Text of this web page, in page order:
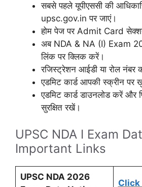
सबसे पहले यूपीएससी की
upsc.gov.in पर जाएं।
होम पेज पर Admit Card
अब NDA & NA (I) Exam
लिंक पर क्लिक करें।
रजिस्ट्रेशन आईडी या रोल नंबर
एडमिट कार्ड आपकी स्क्रीन पर
एडमिट कार्ड डाउनलोड करें
सुरक्षित रखें।
UPSC NDA I Exam
Important Links
UPSC NDA 2026
Click